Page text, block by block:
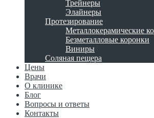
Трейнеры
Элайнеры
Протезирование
Металлокерамические
Безметалловые коронки
Виниры
Соляная пещера
Цены
Врачи
О клинике
Блог
Вопросы и ответы
Контакты